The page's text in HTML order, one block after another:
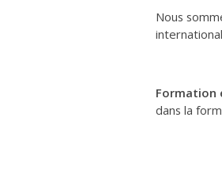
Nous
Formation
dans la